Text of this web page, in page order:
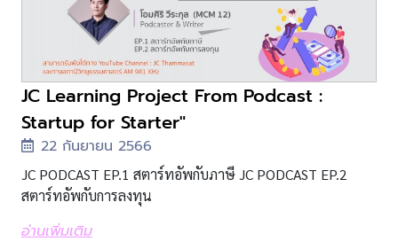
JC Learning Project From Podcast :
Startup for Starter"
22 กันยายน 2566
JC PODCAST EP.1 สตาร์ทอัพกับภาษี JC PODCAST EP.2
สตาร์ทอัพกับการลงทุน
อ่านเพิ่มเติม